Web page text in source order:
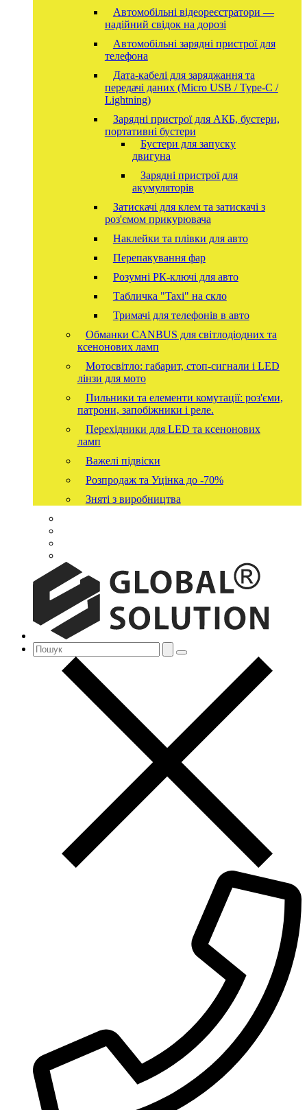
Автомобільні відеореєстратори —
надійний свідок на дорозі
Автомобільні зарядні пристрої для
телефона
Дата-кабелі для заряджання та
передачі даних (Micro USB / Type-C /
Lightning)
Зарядні пристрої для АКБ, бустери,
портативні бустери
Бустери для запуску
двигуна
Зарядні пристрої для
акумуляторів
Затискачі для клем та затискачі з
роз'ємом прикурювача
Наклейки та плівки для авто
Перепакування фар
Розумні РК-ключі для авто
Табличка "Taxi" на скло
Тримачі для телефонів в авто
Обманки CANBUS для світлодіодних та
ксенонових ламп
Мотосвітло: габарит, стоп-сигнали і LED
лінзи для мото
Пильники та елементи комутації: роз'єми,
патрони, запобіжники і реле.
Перехідники для LED та ксенонових
ламп
Важелі підвіски
Розпродаж та Уцінка до -70%
Зняті з виробництва